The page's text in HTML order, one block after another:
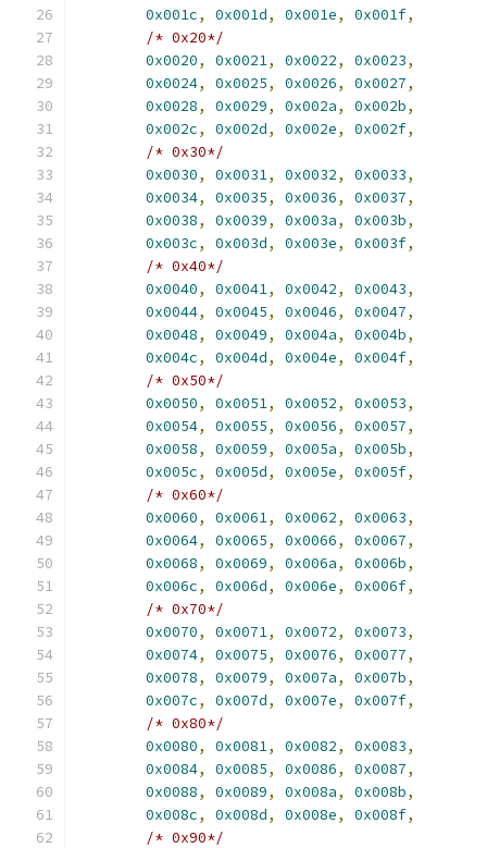
0x001c, 0x001d, 0x001e, 0x001f,
/* 0x20*/
0x0020, 0x0021, 0x0022, 0x0023,
0x0024, 0x0025, 0x0026, 0x0027,
0x0028, 0x0029, 0x002a, 0x002b,
0x002c, 0x002d, 0x002e, 0x002f,
/* 0x30*/
0x0030, 0x0031, 0x0032, 0x0033,
0x0034, 0x0035, 0x0036, 0x0037,
0x0038, 0x0039, 0x003a, 0x003b,
0x003c, 0x003d, 0x003e, 0x003f,
/* 0x40*/
0x0040, 0x0041, 0x0042, 0x0043,
0x0044, 0x0045, 0x0046, 0x0047,
0x0048, 0x0049, 0x004a, 0x004b,
0x004c, 0x004d, 0x004e, 0x004f,
/* 0x50*/
0x0050, 0x0051, 0x0052, 0x0053,
0x0054, 0x0055, 0x0056, 0x0057,
0x0058, 0x0059, 0x005a, 0x005b,
0x005c, 0x005d, 0x005e, 0x005f,
/* 0x60*/
0x0060, 0x0061, 0x0062, 0x0063,
0x0064, 0x0065, 0x0066, 0x0067,
0x0068, 0x0069, 0x006a, 0x006b,
0x006c, 0x006d, 0x006e, 0x006f,
/* 0x70*/
0x0070, 0x0071, 0x0072, 0x0073,
0x0074, 0x0075, 0x0076, 0x0077,
0x0078, 0x0079, 0x007a, 0x007b,
0x007c, 0x007d, 0x007e, 0x007f,
/* 0x80*/
0x0080, 0x0081, 0x0082, 0x0083,
0x0084, 0x0085, 0x0086, 0x0087,
0x0088, 0x0089, 0x008a, 0x008b,
0x008c, 0x008d, 0x008e, 0x008f,
/* 0x90*/